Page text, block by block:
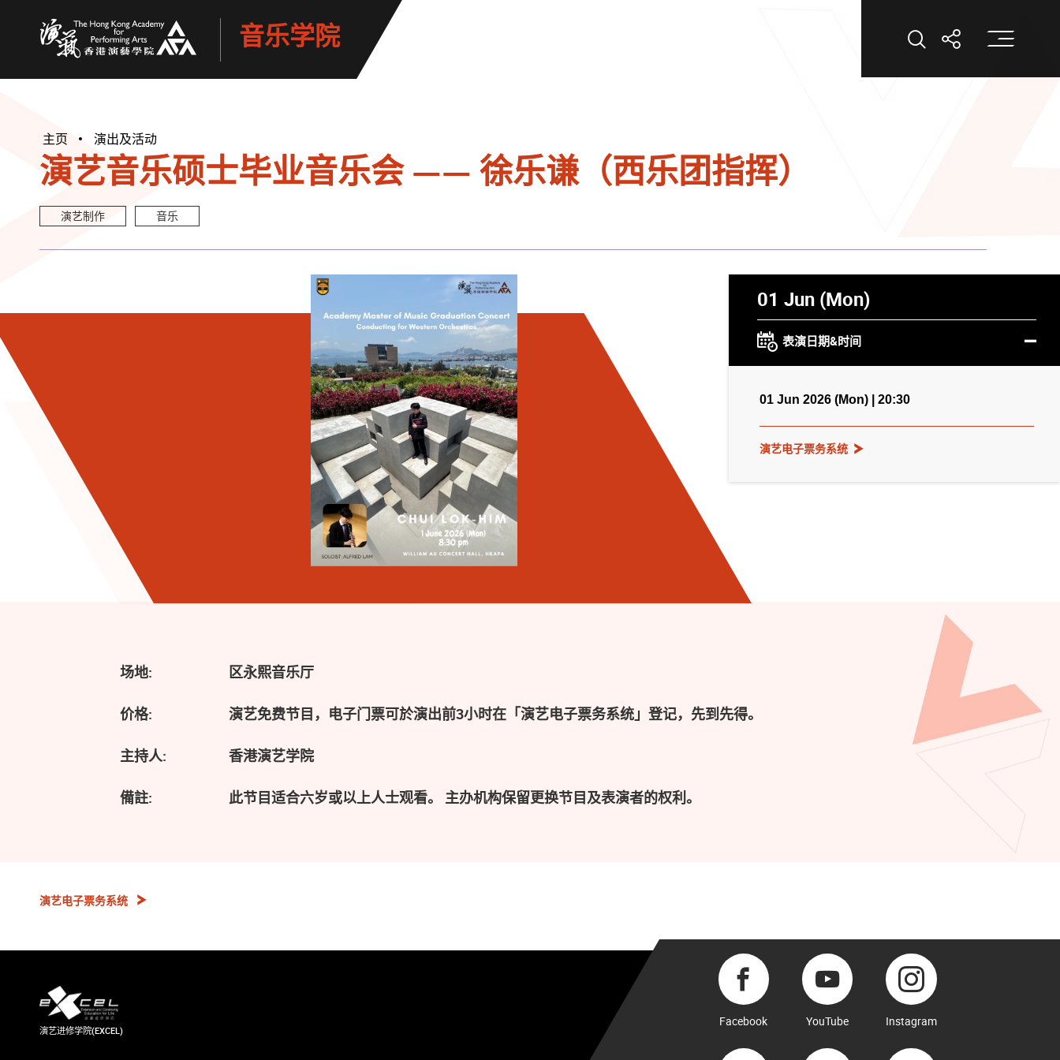
音乐学院 打开搜索打开分享打
主页 演出及活动
演艺音乐硕士毕业音乐会 —— 徐乐谦（西乐团指挥）
演艺制作 音乐
01 Jun (Mon)
表演日期&时间
01 Jun 2026 (Mon) | 20:30
演艺电子票务系统
场地: 区永熙音乐厅
价格: 演艺免费节目，电子门票可於演出前3小时在「演艺电子票务系统」登记，先到先得。
主持人: 香港演艺学院
備註: 此节目适合六岁或以上人士观看。 主办机构保留更换节目及表演者的权利。
演艺电子票务系统
演艺进修学院(EXCEL)
Facebook YouTube Instagram